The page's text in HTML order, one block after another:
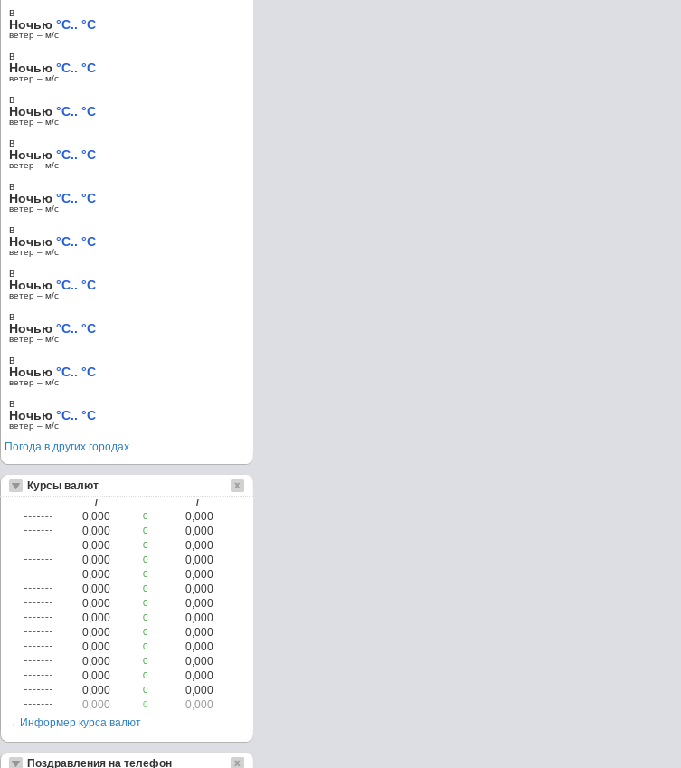
в
Ночью °C.. °C
ветер – м/c
в
Ночью °C.. °C
ветер – м/c
в
Ночью °C.. °C
ветер – м/c
в
Ночью °C.. °C
ветер – м/c
в
Ночью °C.. °C
ветер – м/c
в
Ночью °C.. °C
ветер – м/c
в
Ночью °C.. °C
ветер – м/c
в
Ночью °C.. °C
ветер – м/c
в
Ночью °C.. °C
ветер – м/c
в
Ночью °C.. °C
ветер – м/c
Погода в других городах
Курсы валют
/ /
0,000 0
0,000
0,000
0
0,000
0,000
0
0,000
0,000
0
0,000
0,000
0
0,000
0,000
0
0,000
0,000
0
0,000
0,000
0
0,000
0,000
0
0,000
0,000
0
0,000
0,000
0
0,000
0,000
0
0,000
0,000
0
0,000
0,000
0
0,000
→ Информер курса валют
Поздравления на телефон